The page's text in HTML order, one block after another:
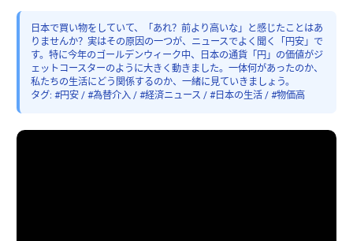
日本で買い物をしていて、「あれ？前より高いな」と感じたことはあ
りませんか？実はその原因の一つが、ニュースでよく聞く「円安」で
す。特に今年のゴールデンウィーク中、日本の通貨「円」の価値がジ
ェットコースターのように大きく動きました。一体何があったのか、
私たちの生活にどう関係するのか、一緒に見ていきましょう。
タグ: #円安 / #為替介入 / #経済ニュース / #日本の生活 / #物価高